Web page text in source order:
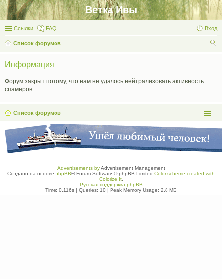
Ветка Ивы
Ссылки FAQ Вход
Список форумов
Информация
Форум закрыт потому, что нам не удалось нейтрализовать активность
спамеров.
Список форумов
Advertisements byAdvertisement Management
Создано на основе phpBB® Forum Software © phpBB Limited Color scheme created with
Colorize It.
Русская поддержка phpBB
Time: 0.116s | Queries: 10 | Peak Memory Usage: 2.8 МБ